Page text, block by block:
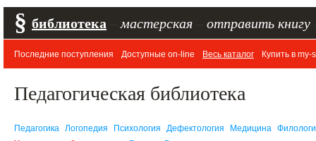
§ библиотека мастерская отправить книгу
Последние поступления Доступные on-line Весь каталог Купить в my-
Педагогическая библиотека
Педагогика Логопедия Психология Дефектология Медицина